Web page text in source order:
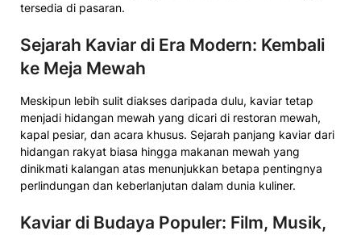
tersedia di pasaran.
Sejarah Kaviar di Era Modern: Kembali
ke Meja Mewah
Meskipun lebih sulit diakses daripada dulu, kaviar tetap
menjadi hidangan mewah yang dicari di restoran mewah,
kapal pesiar, dan acara khusus. Sejarah panjang kaviar dari
hidangan rakyat biasa hingga makanan mewah yang
dinikmati kalangan atas menunjukkan betapa pentingnya
perlindungan dan keberlanjutan dalam dunia kuliner.
Kaviar di Budaya Populer: Film, Musik,